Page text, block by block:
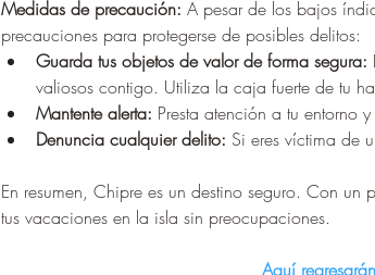
Medidas de precaución: A pesar de los bajos
precauciones para protegerse de posibles delitos:
Guarda tus objetos de valor de forma segura:
valiosos contigo. Utiliza la caja fuerte de tu
Mantente alerta: Presta atención a tu entorno
Denuncia cualquier delito: Si eres víctima de
En resumen, Chipre es un destino seguro. Con
tus vacaciones en la isla sin preocupaciones.
Aquí